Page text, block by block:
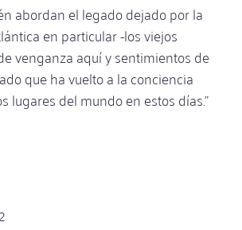
abordan el legado dejado por la
en particular -los viejos
venganza aquí y sentimientos de
que ha vuelto a la conciencia
lugares del mundo en estos días."